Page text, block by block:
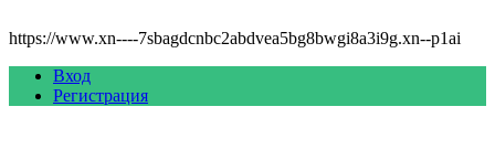
https://www.xn----7sbagdcnbc2abdvea5bg8bwgi8a3i9g.xn--p1ai
Вход
Регистрация